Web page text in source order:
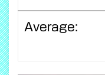
Average: